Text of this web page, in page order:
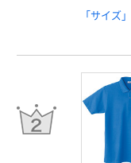
「サイズ」